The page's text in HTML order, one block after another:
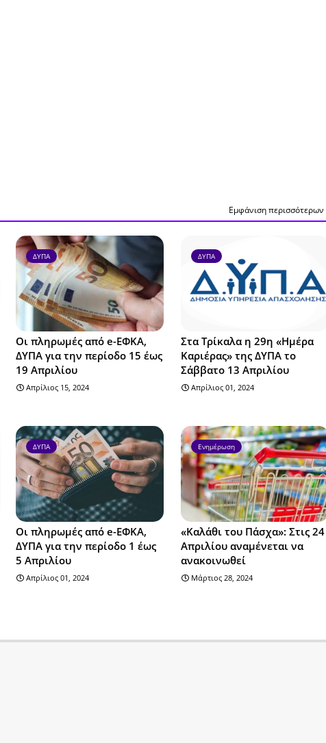
Εμφάνιση περισσότερων
ΔΥΠΑ
Οι πληρωμές από e-ΕΦΚΑ,
ΔΥΠΑ για την περίοδο 15 έως
19 Απριλίου
Απρίλιος 15, 2024
ΔΥΠΑ
Στα Τρίκαλα η 29η «Ημέρα
Καριέρας» της ΔΥΠΑ το
Σάββατο 13 Απριλίου
Απρίλιος 01, 2024
ΔΥΠΑ
Οι πληρωμές από e-ΕΦΚΑ,
ΔΥΠΑ για την περίοδο 1 έως
5 Απριλίου
Απρίλιος 01, 2024
Ενημέρωση
«Καλάθι του Πάσχα»: Στις 24
Απριλίου αναμένεται να
ανακοινωθεί
Μάρτιος 28, 2024